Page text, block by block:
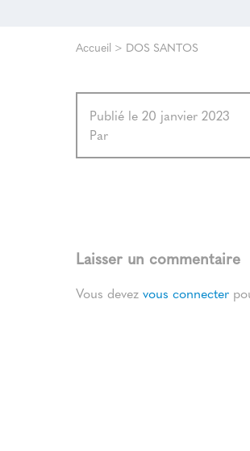
Accueil > DOS SANTOS
Publié le 20 janvier 2023
Par
Laisser un commentaire
Vous devez vous connecter